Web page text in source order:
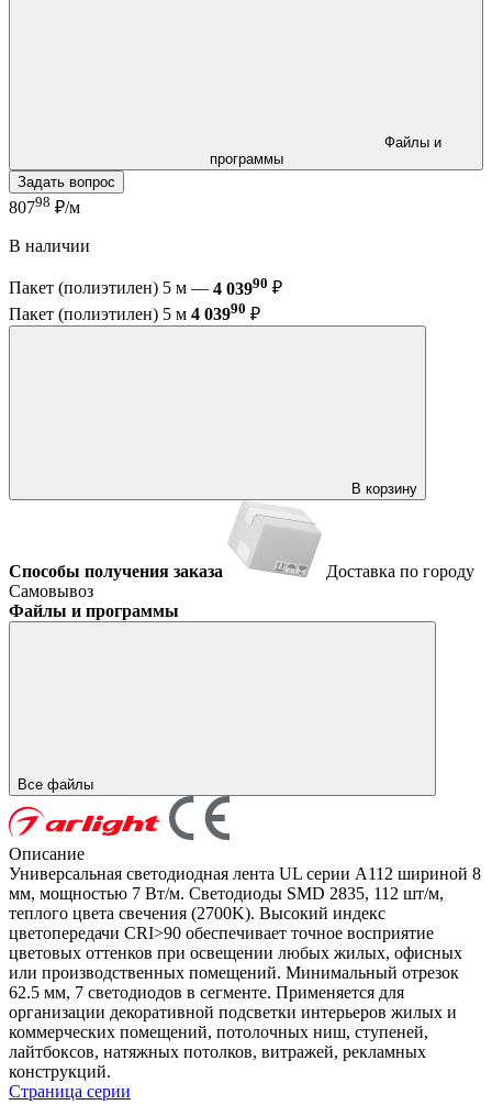
программы
Задать вопрос
80798 ₽/м
В наличии
Пакет (полиэтилен) 5 м — 4 03990 ₽
Пакет (полиэтилен) 5 м 4 03990 ₽
В корзину
Способы получения заказа
Доставка по городу
Самовывоз
Файлы и программы
Все файлы
Описание
Универсальная светодиодная лента UL серии A112 шириной 8
мм, мощностью 7 Вт/м. Светодиоды SMD 2835, 112 шт/м,
теплого цвета свечения (2700K). Высокий индекс
цветопередачи CRI>90 обеспечивает точное восприятие
цветовых оттенков при освещении любых жилых, офисных
или производственных помещений. Минимальный отрезок
62.5 мм, 7 светодиодов в сегменте. Применяется для
организации декоративной подсветки интерьеров жилых и
коммерческих помещений, потолочных ниш, ступеней,
лайтбоксов, натяжных потолков, витражей, рекламных
конструкций.
Страница серии